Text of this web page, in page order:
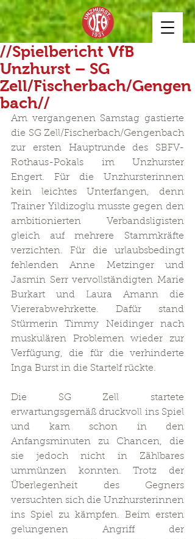
//Spielbericht VfB
Unzhurst – SG
Zell/Fischerbach/Gengen
bach//
Am vergangenen Samstag gastierte
die SG Zell/Fischerbach/Gengenbach
zur ersten Hauptrunde des SBFV-
Rothaus-Pokals im Unzhurster
Engert. Für die Unzhursterinnen
kein leichtes Unterfangen, denn
Trainer Yildizoglu musste gegen den
ambitionierten Verbandsligisten
gleich auf mehrere Stammkräfte
verzichten. Für die urlaubsbedingt
fehlenden Anne Metzinger und
Jasmin Serr vervollständigten Marie
Burkart und Laura Amann die
Viererabwehrkette. Dafür stand
Stürmerin Timmy Neidinger nach
muskulären Problemen wieder zur
Verfügung, die für die verhinderte
Inga Burst in die Startelf rückte.
Die SG Zell startete
erwartungsgemäß druckvoll ins Spiel
und kam schon in den
Anfangsminuten zu Chancen, die
sie jedoch nicht in Zählbares
ummünzen konnten. Trotz der
Überlegenheit des Gegners
versuchten sich die Unzhursterinnen
ins Spiel zu kämpfen. Beim ersten
gelungenen Angriff der